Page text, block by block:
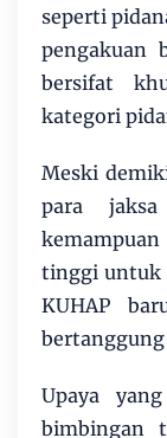
seperti
pengakuan
bersifat
kategori
Meski
para
tinggi untuk
KUHAP
bertanggung
Upaya
bimbingan